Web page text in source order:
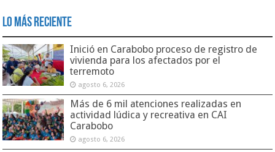
Lo Más Reciente
Inició en Carabobo proceso de registro de
vivienda para los afectados por el
terremoto
agosto 6, 2026
Más de 6 mil atenciones realizadas en
actividad lúdica y recreativa en CAI
Carabobo
agosto 6, 2026